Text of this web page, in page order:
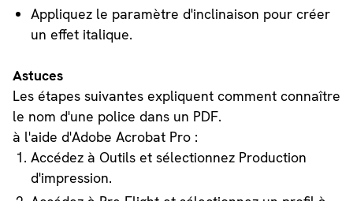
Appliquez le paramètre d'inclinaison pour créer
un effet italique.
Astuces
Les étapes suivantes expliquent comment connaître
le nom d'une police dans un PDF.
à l'aide d'Adobe Acrobat Pro :
Accédez à Outils et sélectionnez Production
d'impression.